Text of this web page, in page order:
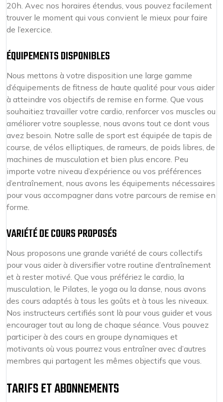
20h. Avec nos horaires étendus, vous pouvez facilement
trouver le moment qui vous convient le mieux pour faire
de l’exercice.
ÉQUIPEMENTS DISPONIBLES
Nous mettons à votre disposition une large gamme
d’équipements de fitness de haute qualité pour vous aider
à atteindre vos objectifs de remise en forme. Que vous
souhaitiez travailler votre cardio, renforcer vos muscles ou
améliorer votre souplesse, nous avons tout ce dont vous
avez besoin. Notre salle de sport est équipée de tapis de
course, de vélos elliptiques, de rameurs, de poids libres, de
machines de musculation et bien plus encore. Peu
importe votre niveau d’expérience ou vos préférences
d’entraînement, nous avons les équipements nécessaires
pour vous accompagner dans votre parcours de remise en
forme.
VARIÉTÉ DE COURS PROPOSÉS
Nous proposons une grande variété de cours collectifs
pour vous aider à diversifier votre routine d’entraînement
et à rester motivé. Que vous préfériez le cardio, la
musculation, le Pilates, le yoga ou la danse, nous avons
des cours adaptés à tous les goûts et à tous les niveaux.
Nos instructeurs certifiés sont là pour vous guider et vous
encourager tout au long de chaque séance. Vous pouvez
participer à des cours en groupe dynamiques et
motivants où vous pourrez vous entraîner avec d’autres
membres qui partagent les mêmes objectifs que vous.
TARIFS ET ABONNEMENTS